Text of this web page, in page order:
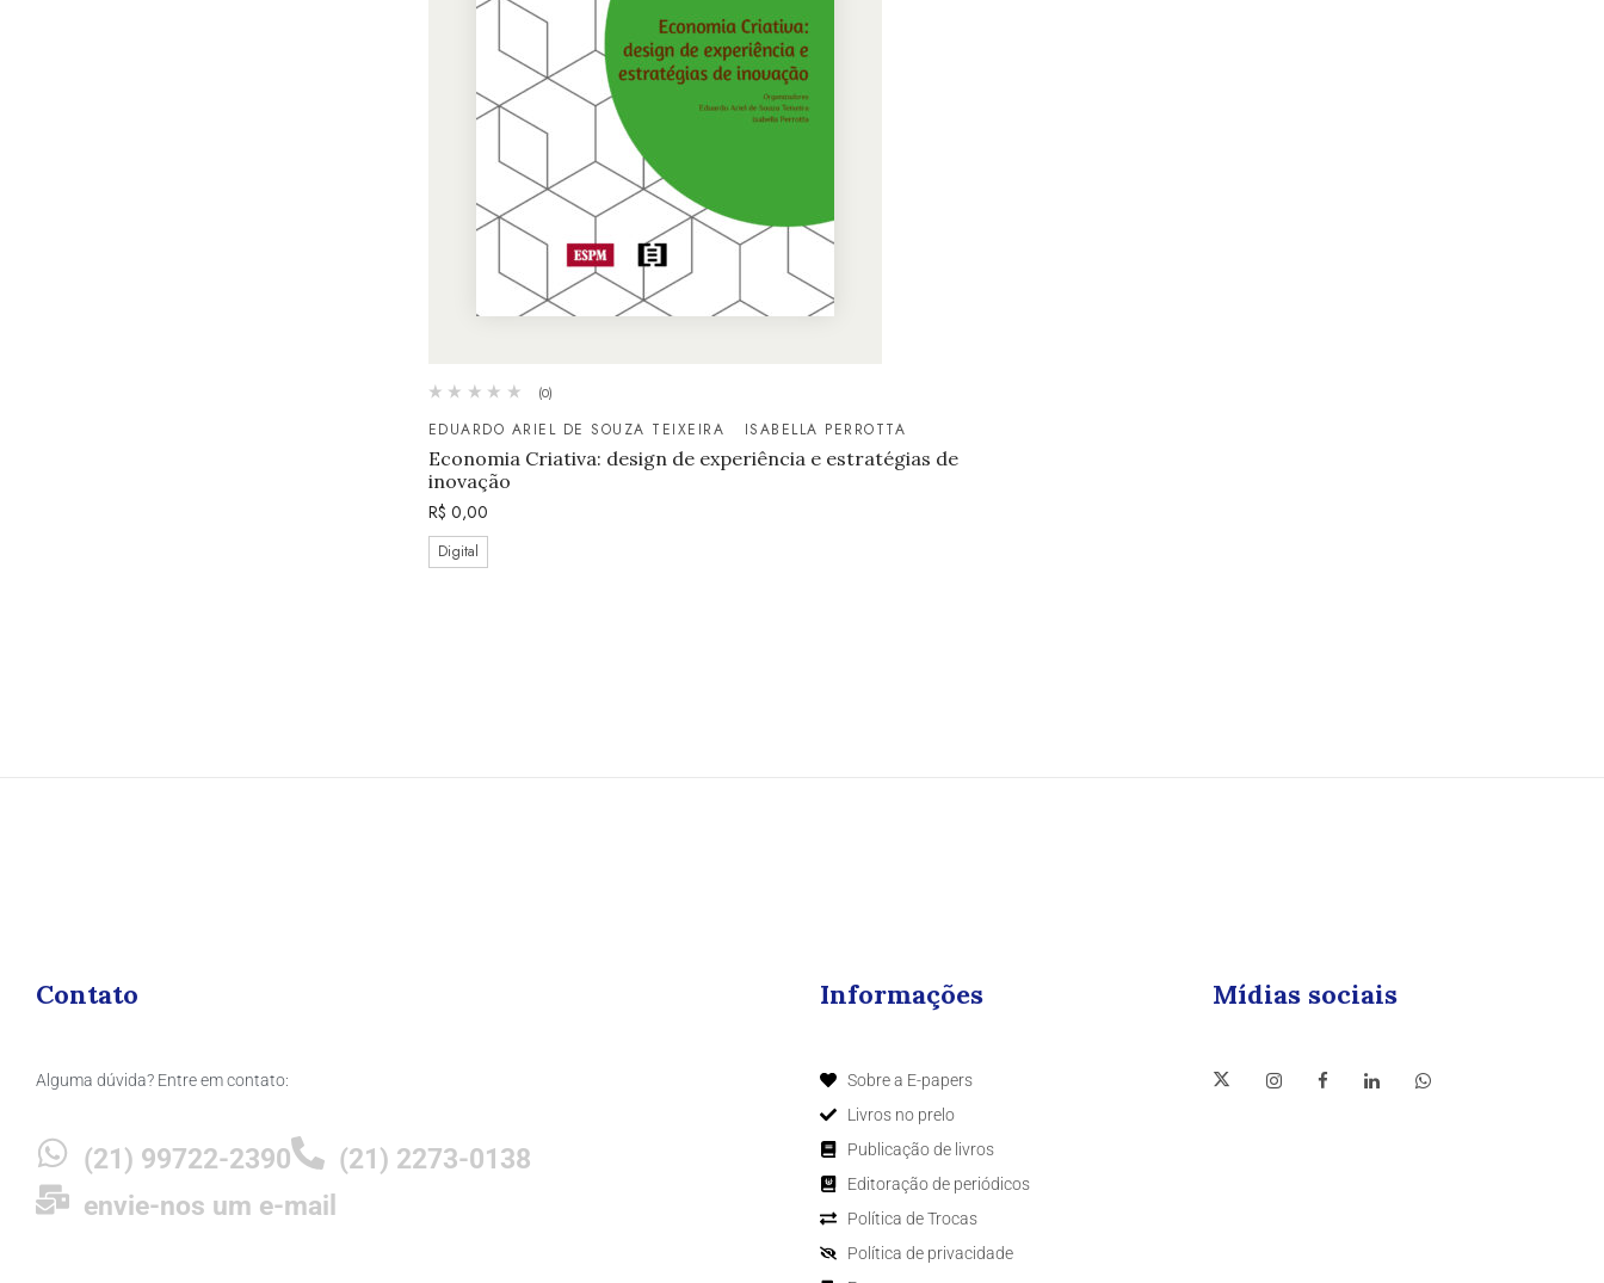
(0)
EDUARDO ARIEL DE SOUZA TEIXEIRA ISABELLA PERROTTA
Economia Criativa: design de experiência e estratégias de
inovação
R$ 0,00
Digital
Contato
Alguma dúvida? Entre em contato:
(21) 99722-2390
(21) 2273-0138
envie-nos um e-mail
Informações
Sobre a E-papers
Livros no prelo
Publicação de livros
Editoração de periódicos
Política de Trocas
Política de privacidade
Mídias sociais